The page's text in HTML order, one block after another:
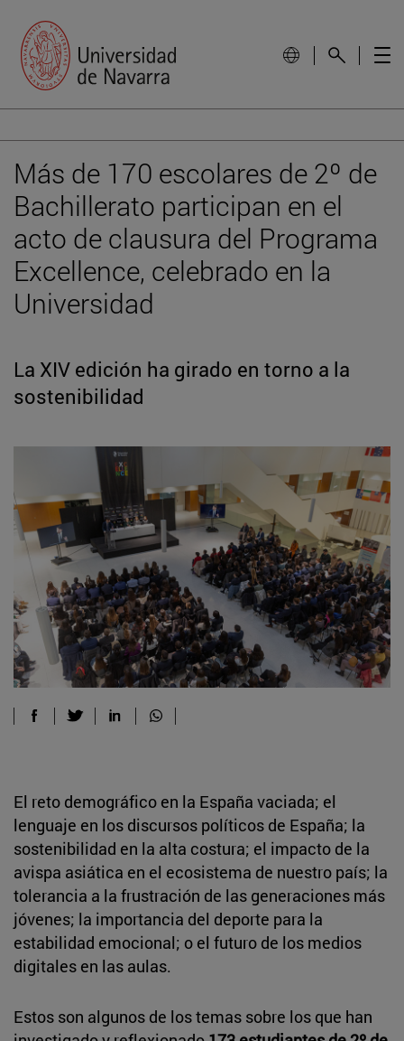
Más de 170 escolares de 2º de
Bachillerato participan en el
acto de clausura del Programa
Excellence, celebrado en la
Universidad
La XIV edición ha girado en torno a la
sostenibilidad
El reto demográfico en la España vaciada; el
lenguaje en los discursos políticos de España; la
sostenibilidad en la alta costura; el impacto de la
avispa asiática en el ecosistema de nuestro país; la
tolerancia a la frustración de las generaciones más
jóvenes; la importancia del deporte para la
estabilidad emocional; o el futuro de los medios
digitales en las aulas.
Estos son algunos de los temas sobre los que han